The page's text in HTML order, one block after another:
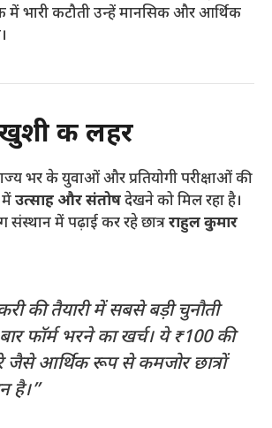
भारी कटौती उन्हें मानसिक और आर्थिक
की लहर
भर के युवाओं और प्रतियोगी परीक्षाओं की
मेंउत्साह और संतोषदेखने को मिल रहा है।
में पढ़ाई कर रहे छात्रराहुल कुमार
की तैयारी में सबसे बड़ी चुनौती
बार फॉर्म भरने का खर्च। ये ₹100 की
जैसे आर्थिक रूप से कमजोर छात्रों
है।”